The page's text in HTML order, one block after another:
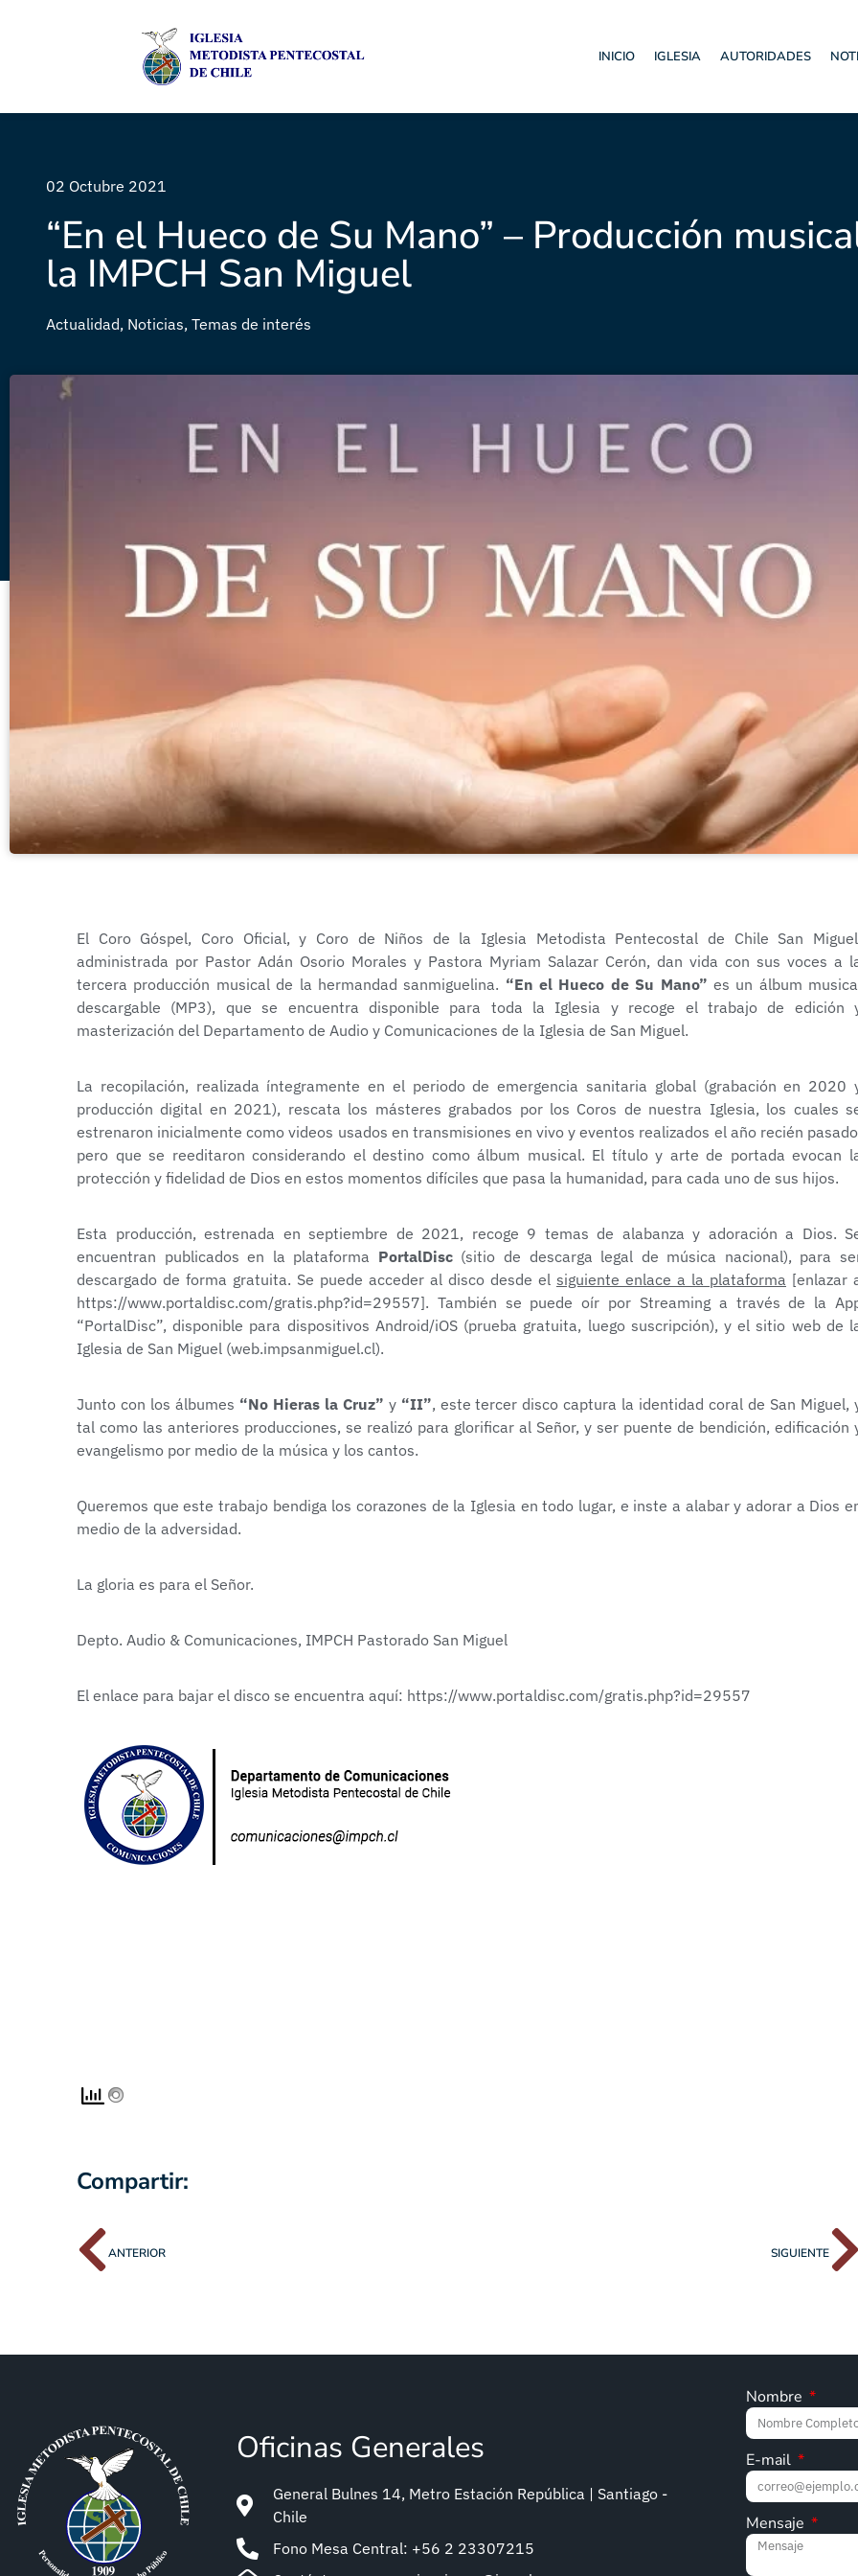
INICIO IGLESIA AUTORIDADES
02 Octubre 2021
“En el Hueco de Su Mano” – Producción
la IMPCH San Miguel
Actualidad, Noticias, Temas de interés
El Coro Góspel, Coro Oficial, y Coro de Niños de la Iglesia Metodista Pentecostal de Chile San
administrada por Pastor Adán Osorio Morales y Pastora Myriam Salazar Cerón, dan vida con sus voces a
tercera producción musical de la hermandad sanmiguelina. “En el Hueco de Su Mano” es un álbum
descargable (MP3), que se encuentra disponible para toda la Iglesia y recoge el trabajo de edición
masterización del Departamento de Audio y Comunicaciones de la Iglesia de San Miguel.
La recopilación, realizada íntegramente en el periodo de emergencia sanitaria global (grabación en 2020
producción digital en 2021), rescata los másteres grabados por los Coros de nuestra Iglesia, los cuales
estrenaron inicialmente como videos usados en transmisiones en vivo y eventos realizados el año recién
pero que se reeditaron considerando el destino como álbum musical. El título y arte de portada evocan
protección y fidelidad de Dios en estos momentos difíciles que pasa la humanidad, para cada uno de sus hijos.
Esta producción, estrenada en septiembre de 2021, recoge 9 temas de alabanza y adoración a Dios.
encuentran publicados en la plataforma PortalDisc(sitio de descarga legal de música nacional), para
descargado de forma gratuita. Se puede acceder al disco desde el siguiente enlace a la plataforma [enlazar
https://www.portaldisc.com/gratis.php?id=29557]. También se puede oír por Streaming a través de la
“PortalDisc”, disponible para dispositivos Android/iOS (prueba gratuita, luego suscripción), y el sitio web de
Iglesia de San Miguel (web.impsanmiguel.cl).
Junto con los álbumes “No Hieras la Cruz” y “II”, este tercer disco captura la identidad coral de San Miguel,
tal como las anteriores producciones, se realizó para glorificar al Señor, y ser puente de bendición, edificación
evangelismo por medio de la música y los cantos.
Queremos que este trabajo bendiga los corazones de la Iglesia en todo lugar, e inste a alabar y adorar a Dios
medio de la adversidad.
La gloria es para el Señor.
Depto. Audio & Comunicaciones, IMPCH Pastorado San Miguel
El enlace para bajar el disco se encuentra aquí: https://www.portaldisc.com/gratis.php?id=29557
Compartir:
ANTERIOR SIGUIENTE
Oficinas Generales
General Bulnes 14, Metro Estación República | Santiago -
Chile
Fono Mesa Central: +56 2 23307215
Nombre
E-mail
Mensaje